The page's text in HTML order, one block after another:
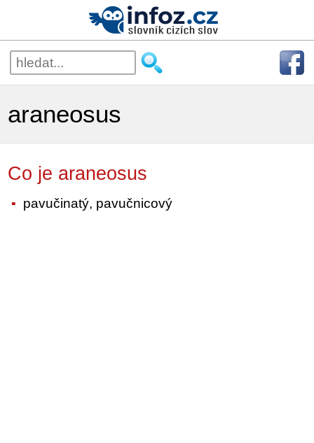
araneosus
Co je araneosus
pavučinatý, pavučnicový